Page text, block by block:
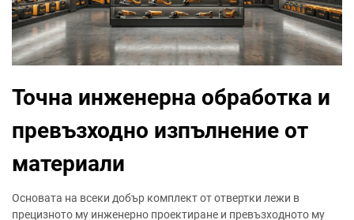
Точна инженерна обработка и
превъзходно изпълнение от
материали
Основата на всеки добър комплект от отвертки лежи в
прецизното му инженерно проектиране и превъзходното му